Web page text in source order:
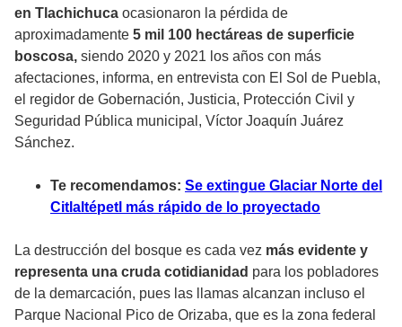
en Tlachichuca ocasionaron la pérdida de
aproximadamente 5 mil 100 hectáreas de superficie
boscosa, siendo 2020 y 2021 los años con más
afectaciones, informa, en entrevista con El Sol de Puebla,
el regidor de Gobernación, Justicia, Protección Civil y
Seguridad Pública municipal, Víctor Joaquín Juárez
Sánchez.
Te recomendamos: Se extingue Glaciar Norte del
Citlaltépetl más rápido de lo proyectado
La destrucción del bosque es cada vez más evidente y
representa una cruda cotidianidad para los pobladores
de la demarcación, pues las llamas alcanzan incluso el
Parque Nacional Pico de Orizaba, que es la zona federal